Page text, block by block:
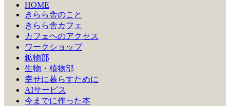
HOME
きらら舎のこと
きらら舎カフェ
カフェヘのアクセス
ワークショップ
鉱物部
生物・植物部
幸せに暮らすために
AIサービス
今までに作った本